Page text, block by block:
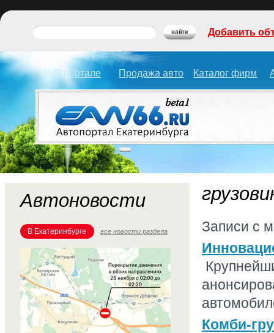
О портале Продажа авто Каталог фирм
Добавить
Записи с
Комби-
Автоновости
В Екатеринбурге все новости раздела